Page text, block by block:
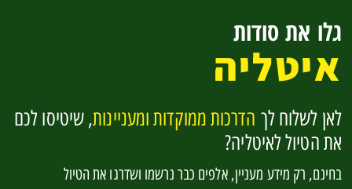
דרומית ממישורי מרמה
ומהעיר הגדולה גרוסטו, בדרום הנפה
שנקראת על שמה, נמתח קו נופש כמעט אידיאלי לאורך קו
הגבול בין מחוז טוסקנה למחוז לאציו. מפיטילאנו במזרח ועד
גלו את סודות
איטליה
לאן לשלוח לך הדרכות ממוקדות ומעניינות, שיטיסו לכם
את הטיול לאיטליה?
בחינם, רק מידע מעניין, אלפים כבר נרשמו ושדרגו את הטיול